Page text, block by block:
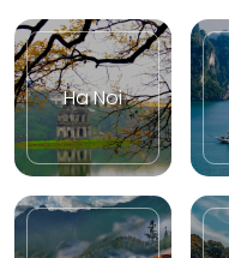
Ha Noi